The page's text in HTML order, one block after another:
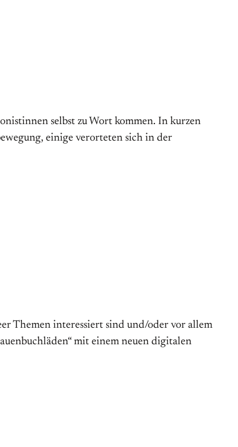
selbst zu Wort kommen. In kurzen
einige verorteten sich in der
Themen interessiert sind und/oder vor allem
mit einem neuen digitalen